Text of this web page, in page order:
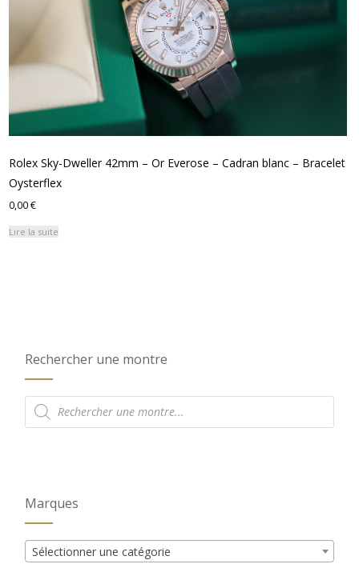
Rolex Sky-Dweller 42mm – Or Everose – Cadran blanc – Bracelet
Oysterflex
0,00€
Lire la suite
Rechercher une montre
Recherche
de
produits
Marques
Sélectionner une catégorie